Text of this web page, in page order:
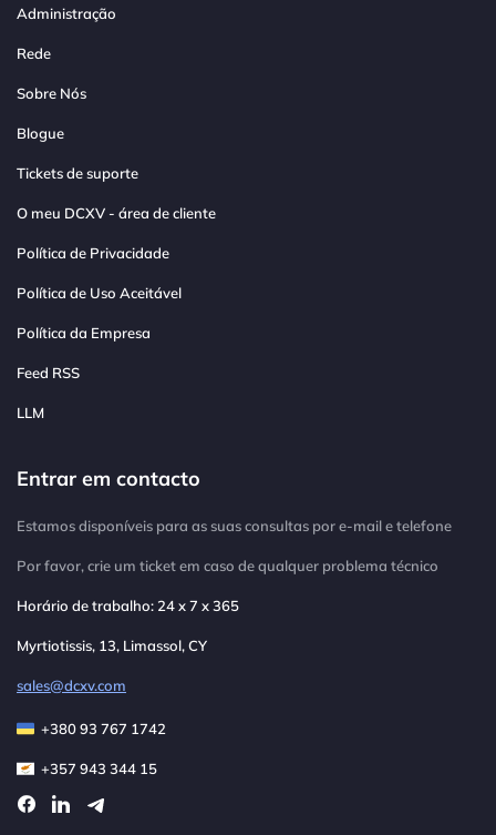
Administração
Rede
Sobre Nós
Blogue
Tickets de suporte
O meu DCXV - área de cliente
Política de Privacidade
Política de Uso Aceitável
Política da Empresa
Feed RSS
LLM
Entrar em contacto
Estamos disponíveis para as suas consultas por e-mail e telefone
Por favor, crie um ticket em caso de qualquer problema técnico
Horário de trabalho: 24 x 7 x 365
Myrtiotissis, 13, Limassol, CY
sales@dcxv.com
+380 93 767 1742
+357 943 344 15